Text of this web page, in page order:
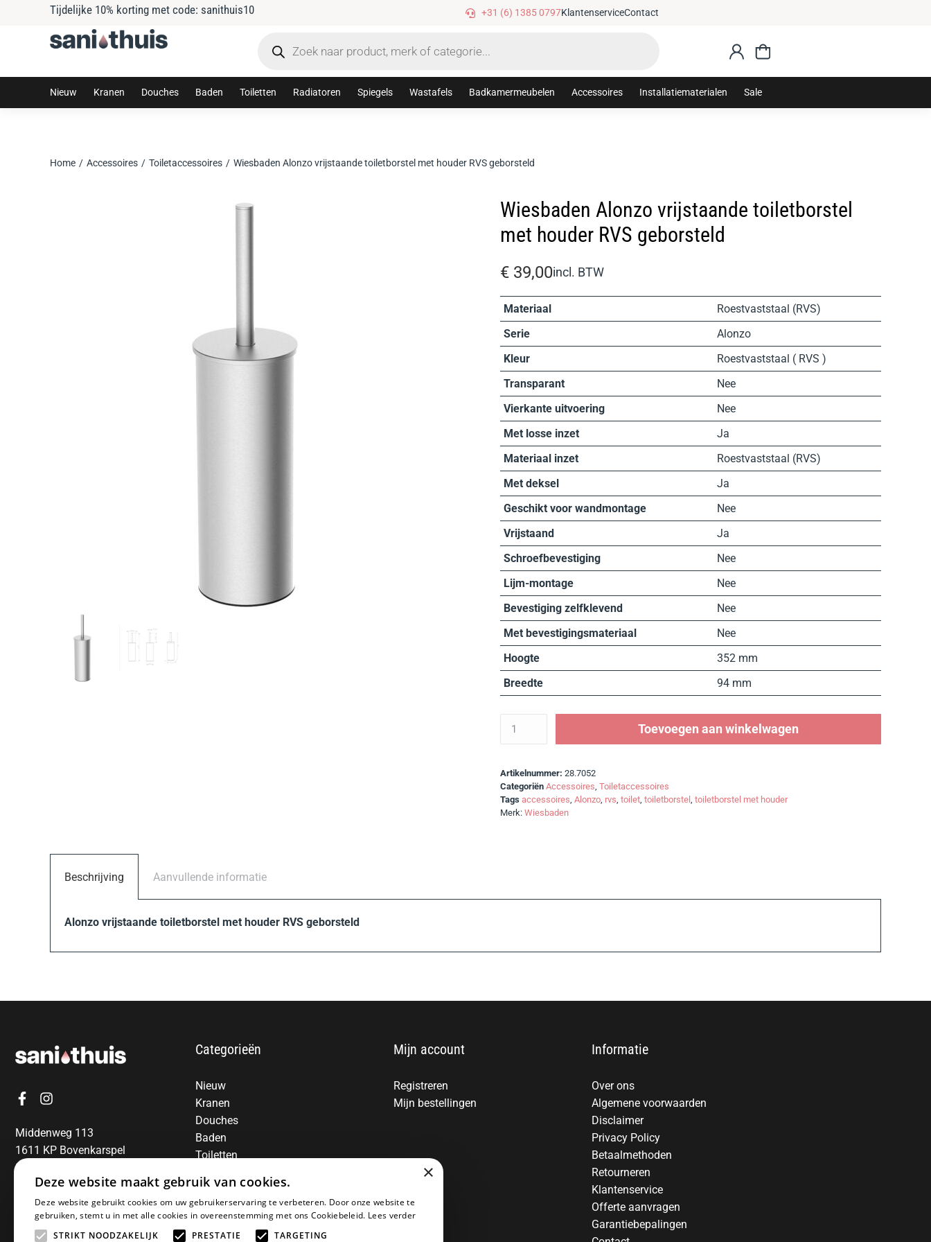
Tijdelijke 10% korting met code: sanithuis10 Gratis verzending vanaf €75,-
+31 (6) 1385 0797KlantenserviceContact
Nieuw Kranen Douches Baden Toiletten Radiatoren Spiegels Wastafels Badkamermeubelen Accessoires Installatiematerialen Sale
Je bent hier:
Home Accessoires Toiletaccessoires Wiesbaden Alonzo vrijstaande toiletborstel met houder RVS geborsteld
Wiesbaden Alonzo vrijstaande toiletborstel
met houder RVS geborsteld
€ 39,00incl. BTW
Materiaal
Roestvaststaal (RVS)
Serie
Alonzo
Kleur
Roestvaststaal ( RVS )
Transparant
Nee
Vierkante uitvoering
Nee
Met losse inzet
Ja
Materiaal inzet
Roestvaststaal (RVS)
Met deksel
Ja
Geschikt voor wandmontage
Nee
Vrijstaand
Ja
Schroefbevestiging
Nee
Lijm-montage
Nee
Bevestiging zelfklevend
Nee
Met bevestigingsmateriaal
Nee
Hoogte
352 mm
Breedte
94 mm
Toevoegen aan winkelwagen
Artikelnummer: 28.7052
Categoriën Accessoires, Toiletaccessoires
Tags accessoires, Alonzo, rvs, toilet, toiletborstel , toiletborstel met houder
Merk: Wiesbaden
Beschrijving Aanvullende informatie
Alonzo vrijstaande toiletborstel met houder RVS geborsteld
Middenweg 113
1611 KP Bovenkarspel
06-13850797
Categorieën
Nieuw
Kranen
Douches
Baden
Toiletten
Spiegels
Wastafels
Badkamermeubelen
Mijn account
Registreren
Mijn bestellingen
Informatie
Over ons
Algemene voorwaarden
Disclaimer
Privacy Policy
Betaalmethoden
Retourneren
Klantenservice
Offerte aanvragen
Garantiebepalingen
×
Deze website maakt gebruik van cookies.
Deze website gebruikt cookies om uw gebruikerservaring te verbeteren. Door onze website te
gebruiken, stemt u in met alle cookies in overeenstemming met ons Cookiebeleid. Lees verder
STRIKT NOODZAKELIJK
PRESTATIE TARGETING